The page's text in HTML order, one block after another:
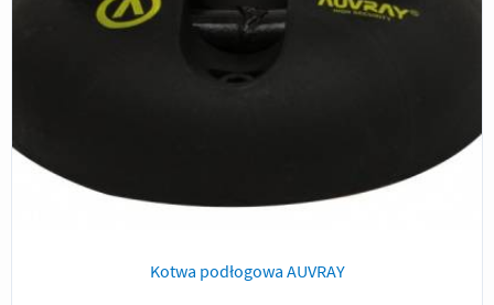
Kotwa podłogowa AUVRAY